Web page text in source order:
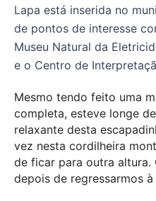
Lapa está inserida no
de pontos de interesse
Museu Natural da
e o Centro de
Mesmo tendo feito uma
completa, esteve longe
relaxante desta
vez nesta cordilheira
de ficar para outra altura.
depois de regressarmos